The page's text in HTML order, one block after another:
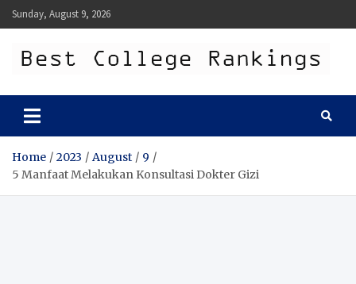
Skip
to
Sunday, August 9, 2026
Best College Rankings
Home 2023 August
9
5 Manfaat Melakukan Konsultasi Dokter Gizi